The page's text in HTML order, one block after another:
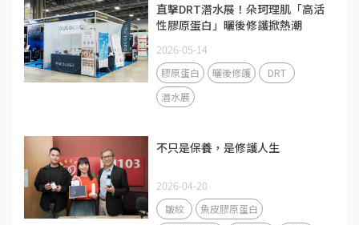
直擊DRT潛水展！朵珂理肌「高活
性膠原蛋白」曬後修護掀熱潮
2026-05-14
膠原蛋白 曬後修護
DRT
潛水展
不只是保養，是修護人生
2026-04-20
皺紋
魚皮膠原蛋白